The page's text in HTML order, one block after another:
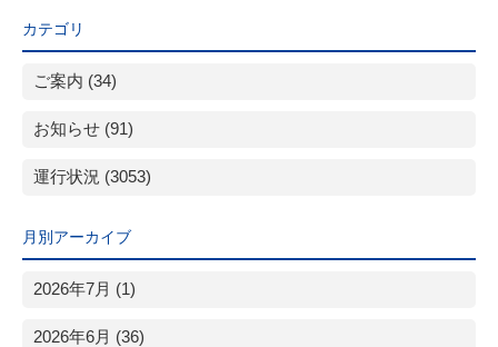
カテゴリ
ご案内 (34)
お知らせ (91)
運行状況 (3053)
月別アーカイブ
2026年7月 (1)
2026年6月 (36)